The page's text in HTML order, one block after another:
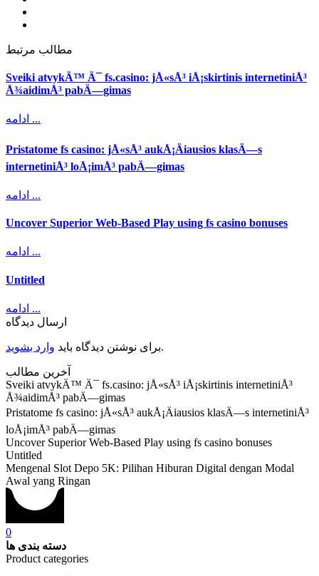
مطالب مرتبط
Sveiki atvykÄ™ Ä¯ fs.casino: jÅ«sÅ³ iÅ¡skirtinis internetiniÅ³
Å¾aidimÅ³ pabÄ—gimas
ادامه ...
Pristatome fs casino: jÅ«sÅ³ aukÅ¡Äiausios klasÄ—s
internetiniÅ³ loÅ¡imÅ³ pabÄ—gimas
ادامه ...
Uncover Superior Web-Based Play using fs casino bonuses
ادامه ...
Untitled
ادامه ...
ارسال دیدگاه
برای نوشتن دیدگاه باید وارد بشوید .
آخرین مطالب
Sveiki atvykÄ™ Ä¯ fs.casino: jÅ«sÅ³ iÅ¡skirtinis internetiniÅ³
Å¾aidimÅ³ pabÄ—gimas
Pristatome fs casino: jÅ«sÅ³ aukÅ¡Äiausios klasÄ—s internetiniÅ³
loÅ¡imÅ³ pabÄ—gimas
Uncover Superior Web-Based Play using fs casino bonuses
Untitled
Mengenal Slot Depo 5K: Pilihan Hiburan Digital dengan Modal
Awal yang Ringan
0
دسته بندی ها
Product categories